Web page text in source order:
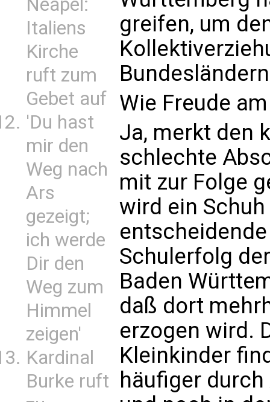
Neapel:
Italiens
Kirche
ruft zum
Gebet auf
'Du hast
mir den
Weg nach
Ars
gezeigt;
ich werde
Dir den
Weg zum
Himmel
zeigen'
Kardinal
Burke ruft
greifen, um
Wie Freude
Ja, merkt den
schlechte
mit zur Folge
wird ein
Schulerfolg
Baden
daß dort
erzogen wird.
Kleinkinder
häufiger